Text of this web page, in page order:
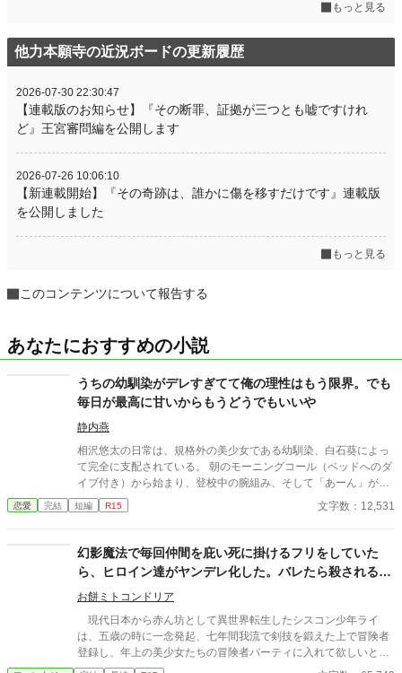
もっと見る
他力本願寺の近況ボードの更新履歴
2026-07-30 22:30:47
【連載版のお知らせ】『その断罪、証拠が三つとも嘘ですけれ
ど』王宮審問編を公開します
2026-07-26 10:06:10
【新連載開始】『その奇跡は、誰かに傷を移すだけです』連載版
を公開しました
もっと見る
このコンテンツについて報告する
あなたにおすすめの小説
うちの幼馴染がデレすぎてて俺の理性はもう限界。でも
毎日が最高に甘いからもうどうでもいいや
静内燕
相沢悠太の日常は、規格外の美少女である幼馴染、白石葵によっ
て完全に支配されている。 朝のモーニングコール（ベッドへのダ
イブ付き）から始まり、登校中の腕組み、そして「あーん」が義
務付けられた手作り弁当。誰もが羨むラブラブっぷりだが、悠太
はこれを「家族愛」だと頑なに誤解（無視）している。 「ゆーた
の一途。周囲の冷やかしや、葵を狙う男子生徒のプレッシャーが
高まる中、悠太の**「幼馴染フィルター」**はついに限界を迎え
る。 この溺愛っぷり、いつまで「家族」で通せるのか？ 甘すぎる
日常が、悠太の鈍感な理性を溶かし尽くす――最初からクライマ
ックスの、超高濃度イチャイチャ・ラブコメ、開幕！
恋愛 完結 短編 R15 文字数：12,531
幻影魔法で毎回仲間を庇い死に掛けるフリをしていた
ら、ヒロイン達がヤンデレ化した。バレたら殺されるの
で、今日も俺は震えながら幻影魔法を使う
お餅ミトコンドリア
現代日本から赤ん坊として異世界転生したシスコン少年ライ
は、五歳の時に一念発起、七年間我流で剣技を鍛えた上で冒険者
登録し、年上の美少女たちの冒険者パーティに入れて欲しいと下
心満載で頼む。 が、冷たく断られた。 彼女たちは、美少女